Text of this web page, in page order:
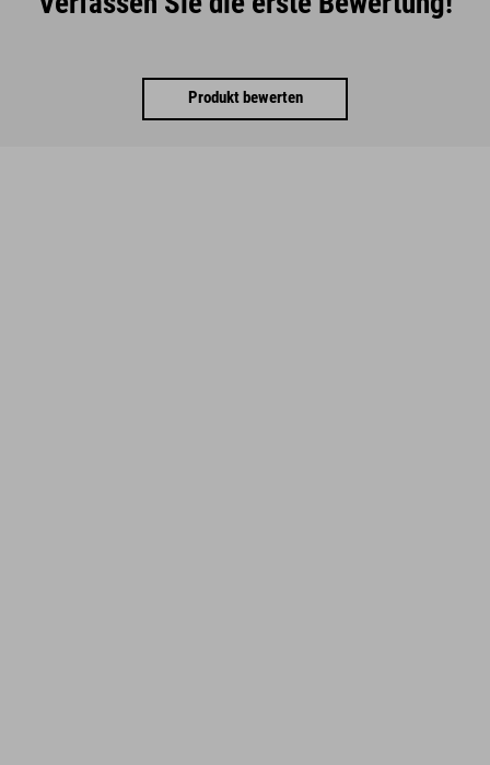
Produkt bewerten